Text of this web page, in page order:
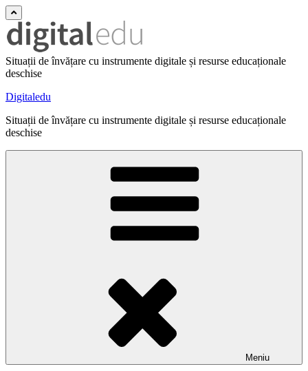
Situații de învățare cu instrumente digitale și resurse educaționale
deschise
Digitaledu
Situații de învățare cu instrumente digitale și resurse educaționale
deschise
Meniu